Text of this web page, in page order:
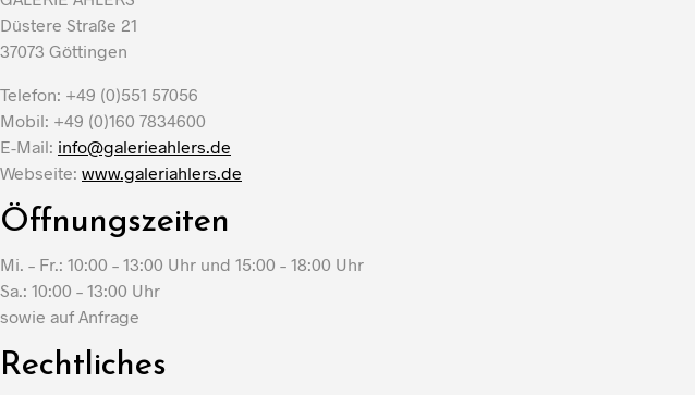
Düstere Straße 21
37073 Göttingen
Telefon: +49 (0)551 57056
Mobil: +49 (0)160 7834600
E-Mail: info@galerieahlers.de
Webseite: www.galeriahlers.de
Öffnungszeiten
Mi. – Fr.: 10:00 – 13:00 Uhr und 15:00 – 18:00 Uhr
Sa.: 10:00 – 13:00 Uhr
sowie auf Anfrage
Rechtliches